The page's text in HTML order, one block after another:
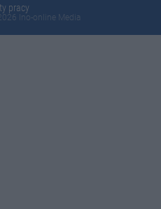
pracy
Ino-online Media